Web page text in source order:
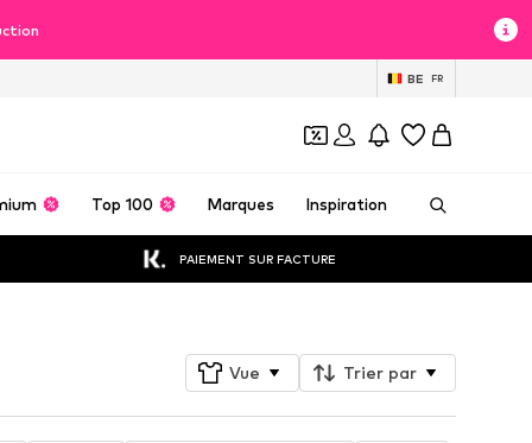
BE FR
Top 100 Marques Inspiration
PAIEMENT SUR FACTURE
Vue Trier par